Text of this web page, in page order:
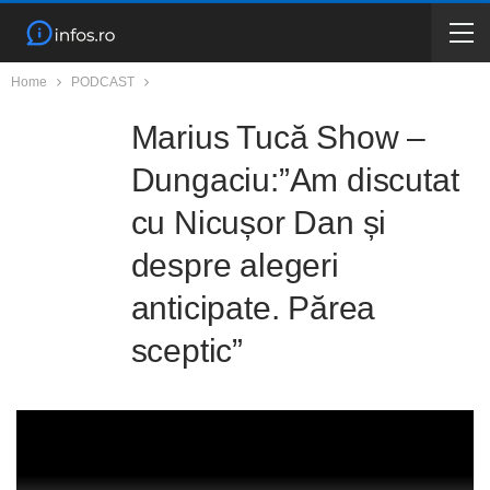
Home PODCAST
Marius Tucă Show –
Dungaciu:”Am discutat
cu Nicușor Dan și
despre alegeri
anticipate. Părea
sceptic”